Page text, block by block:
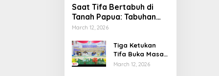
Saat Tifa Bertabuh di
Tanah Papua: Tabuhan
Tradisi yang Menyatukan
Sosial
March 12, 2026
Tiga Ketukan
Tifa Buka Masa
Depan Dogiyai,
March 12, 2026